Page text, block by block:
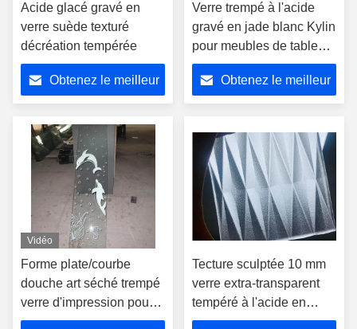
Acide glacé gravé en
verre suède texturé
décréation tempérée
Obtenez le meilleur
Verre trempé à l'acide
gravé en jade blanc Kylin
pour meubles de table
Partitions intérieures
Obtenez le meilleur
Vidéo
Forme plate/courbe
douche art séché trempé
verre d'impression pour
salle de douche
Tecture sculptée 10 mm
verre extra-transparent
tempéré à l'acide en
verre gravé en V étroit